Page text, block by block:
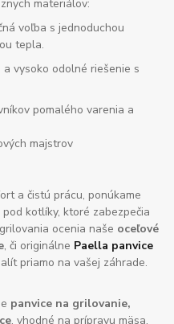
materiálov:
voľba s jednoduchou
tepla.
a vysoko odolné riešenie s
pomalého varenia a
majstrov
a čistú prácu, ponúkame
pod kotlíky, ktoré zabezpečia
ocenia naše oceľové
, či originálne Paella panvice
priamo na vašej záhrade.
panvice na grilovanie,
, vhodné na prípravu mäsa,